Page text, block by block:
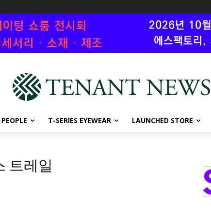
PEOPLE T-SERIES EYEWEAR LAUNCHED STORE
트레일